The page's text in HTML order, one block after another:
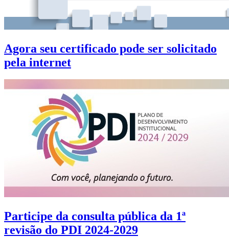
Agora seu certificado pode ser solicitado
pela internet
Participe da consulta pública da 1ª
revisão do PDI 2024-2029